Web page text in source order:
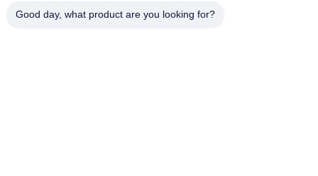
Good day, what product are you looking for?